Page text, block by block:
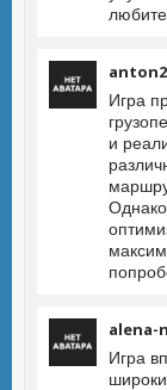
Игра
и
alena-
Игра